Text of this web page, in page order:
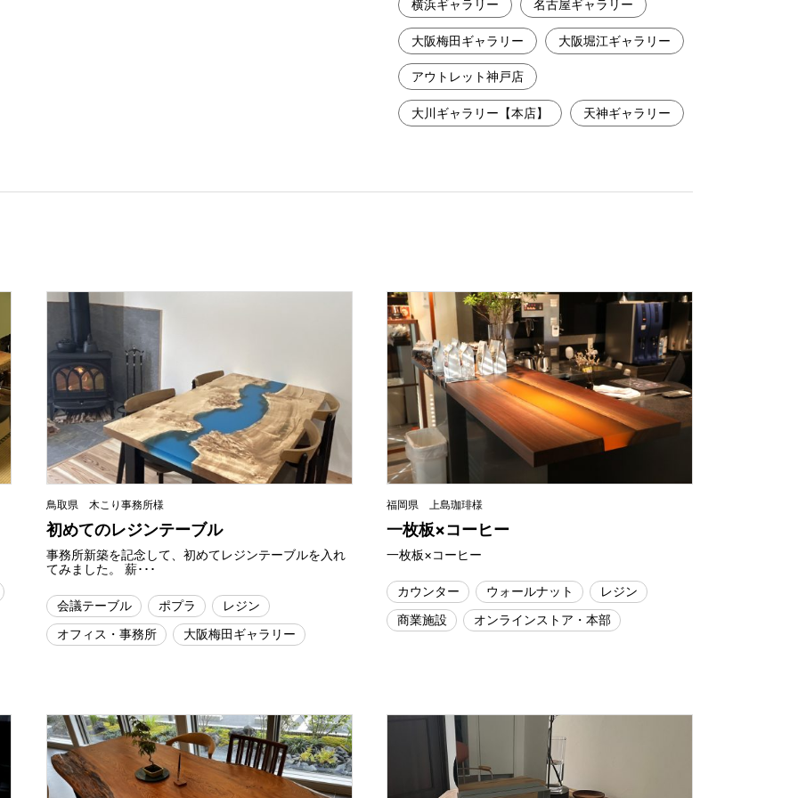
横浜ギャラリー 名古屋ギャラリー
大阪梅田ギャラリー 大阪堀江ギャラリー
アウトレット神戸店
大川ギャラリー【本店】 天神ギャラリー
鳥取県 木こり事務所様
初めてのレジンテーブル
事務所新築を記念して、初めてレジンテーブルを入れ
てみました。 薪･･･
会議テーブル ポプラ
レジン
オフィス・事務所
大阪梅田ギャラリー
福岡県 上島珈琲様
一枚板×コーヒー
一枚板×コーヒー
カウンター ウォールナット
レジン
商業施設
オンラインストア・本部